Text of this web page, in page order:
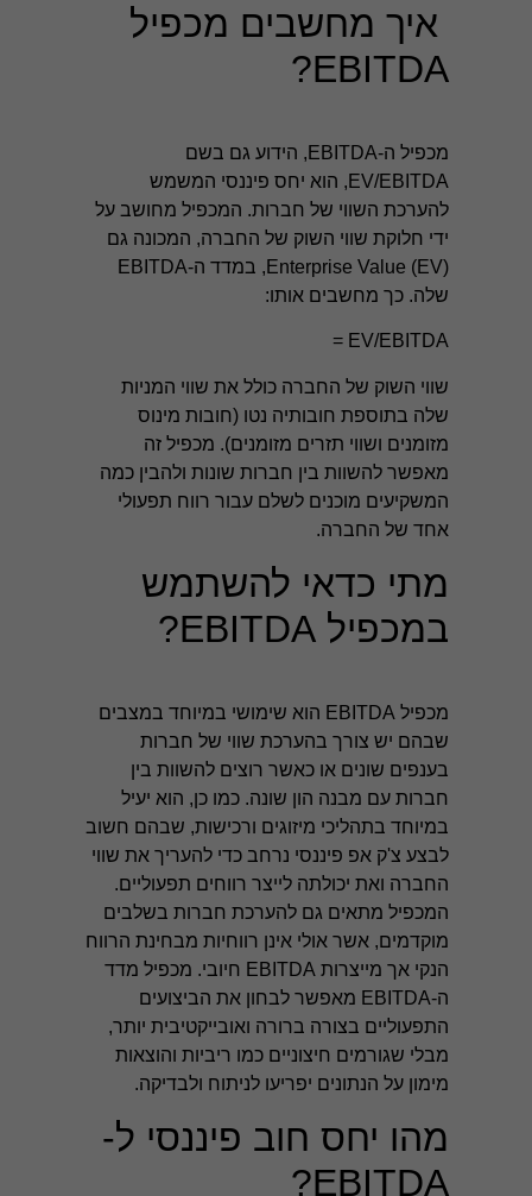
איך מחשבים מכפיל
EBITDA?
מכפיל ה-EBITDA, הידוע גם בשם
EV/EBITDA, הוא יחס פיננסי המשמש
להערכת השווי של חברות. המכפיל מחושב על
ידי חלוקת שווי השוק של החברה, המכונה גם
Enterprise Value (EV), במדד ה-EBITDA
שלה. כך מחשבים אותו:
EV/EBITDA =
שווי השוק של החברה כולל את שווי המניות
שלה בתוספת חובותיה נטו (חובות מינוס
מזומנים ושווי תזרים מזומנים). מכפיל זה
מאפשר להשוות בין חברות שונות ולהבין כמה
המשקיעים מוכנים לשלם עבור רווח תפעולי
אחד של החברה.
מתי כדאי להשתמש
במכפיל EBITDA?
מכפיל EBITDA הוא שימושי במיוחד במצבים
שבהם יש צורך בהערכת שווי של חברות
בענפים שונים או כאשר רוצים להשוות בין
חברות עם מבנה הון שונה. כמו כן, הוא יעיל
במיוחד בתהליכי מיזוגים ורכישות, שבהם חשוב
לבצע צ'ק אפ פיננסי נרחב כדי להעריך את שווי
החברה ואת יכולתה לייצר רווחים תפעוליים.
המכפיל מתאים גם להערכת חברות בשלבים
מוקדמים, אשר אולי אינן רווחיות מבחינת הרווח
הנקי אך מייצרות EBITDA חיובי. מכפיל מדד
ה-EBITDA מאפשר לבחון את הביצועים
התפעוליים בצורה ברורה ואובייקטיבית יותר,
מבלי שגורמים חיצוניים כמו ריביות והוצאות
מימון על הנתונים יפריעו לניתוח ולבדיקה.
מהו יחס חוב פיננסי ל-
EBITDA?